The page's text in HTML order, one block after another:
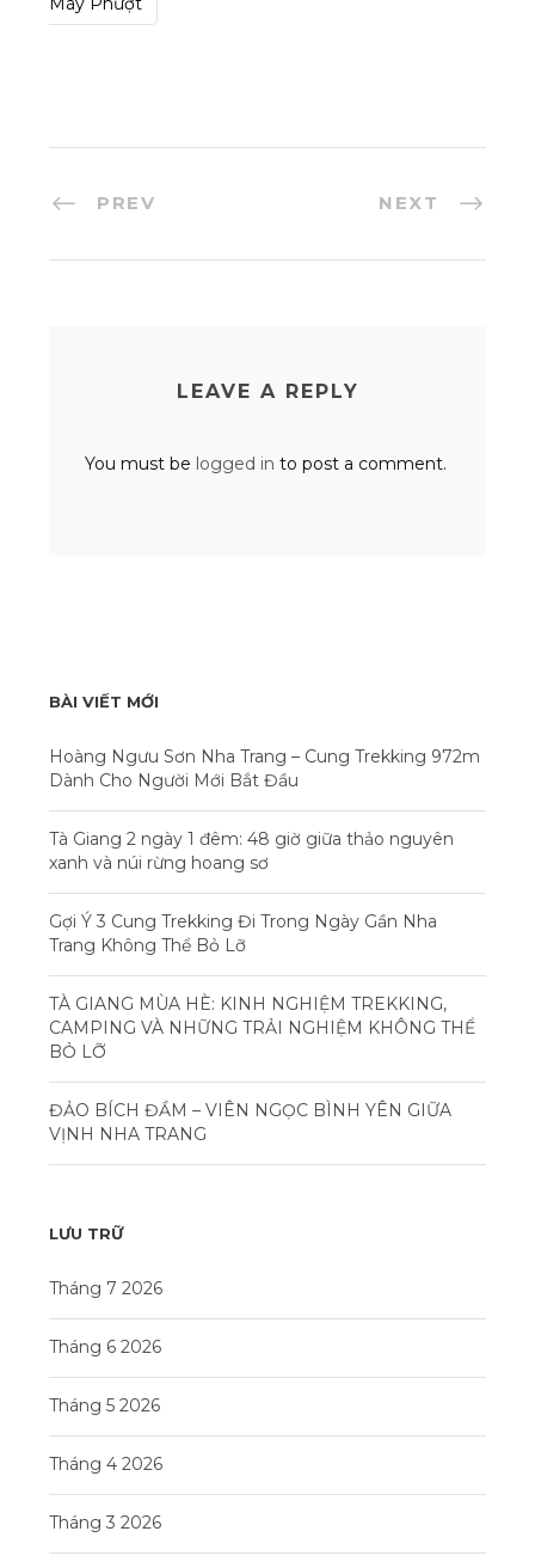
PREV NEXT
LEAVE A REPLY
You must be logged in to post a comment.
BÀI VIẾT MỚI
Hoàng Ngưu Sơn Nha Trang – Cung Trekking 972m
Dành Cho Người Mới Bắt Đầu
Tà Giang 2 ngày 1 đêm: 48 giờ giữa thảo nguyên
xanh và núi rừng hoang sơ
Gợi Ý 3 Cung Trekking Đi Trong Ngày Gần Nha
Trang Không Thể Bỏ Lỡ
TÀ GIANG MÙA HÈ: KINH NGHIỆM TREKKING,
CAMPING VÀ NHỮNG TRẢI NGHIỆM KHÔNG THỂ
BỎ LỠ
ĐẢO BÍCH ĐẦM – VIÊN NGỌC BÌNH YÊN GIỮA
VỊNH NHA TRANG
LƯU TRỮ
Tháng 7 2026
Tháng 6 2026
Tháng 5 2026
Tháng 4 2026
Tháng 3 2026